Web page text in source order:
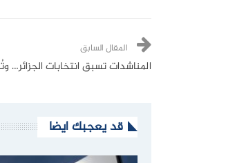
المقال السابق
المناشدات تسبق انتخابات الجزائر…
قد يعجبك ايضا